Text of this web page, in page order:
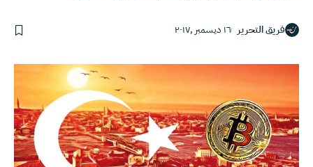
فريق التحرير ١٦ ديسمبر ,٢٠١٧